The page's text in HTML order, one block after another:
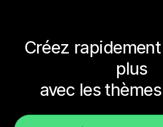
Créez
plus
avec les